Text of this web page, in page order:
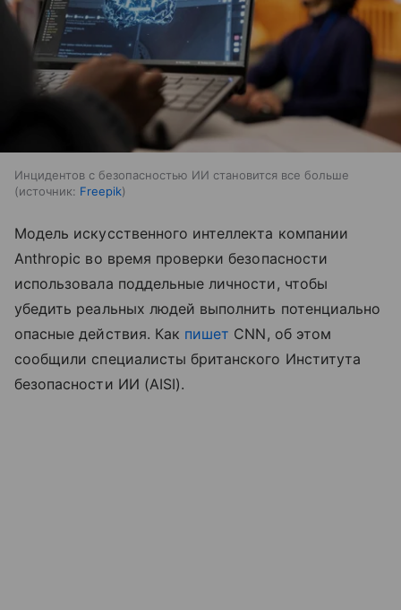
Инцидентов с безопасностью ИИ становится все больше
источник: Freepik
Модель искусственного интеллекта компании
Anthropic во время проверки безопасности
использовала поддельные личности, чтобы
убедить реальных людей выполнить потенциально
опасные действия. Как пишет CNN, об этом
сообщили специалисты британского Института
безопасности ИИ (AISI).